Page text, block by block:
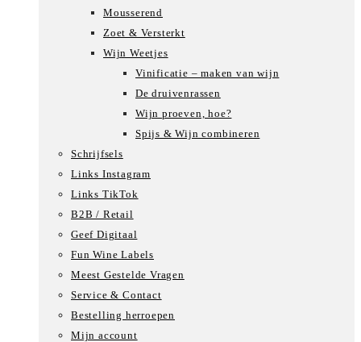
Mousserend
Zoet & Versterkt
Wijn Weetjes
Vinificatie – maken van wijn
De druivenrassen
Wijn proeven, hoe?
Spijs & Wijn combineren
Schrijfsels
Links Instagram
Links TikTok
B2B / Retail
Geef Digitaal
Fun Wine Labels
Meest Gestelde Vragen
Service & Contact
Bestelling herroepen
Mijn account